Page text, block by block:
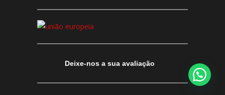
Deixe-nos a sua avaliação